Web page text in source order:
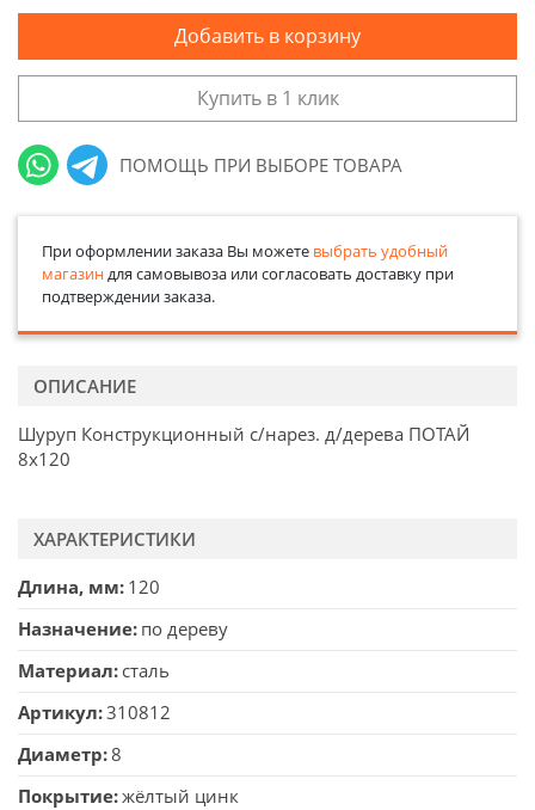
Добавить в корзину
Купить в 1 клик
ПОМОЩЬ ПРИ ВЫБОРЕ ТОВАРА
При оформлении заказа Вы можете выбрать удобный
магазиндля самовывоза или согласовать доставку при
подтверждении заказа.
ОПИСАНИЕ
Шуруп Конструкционный с/нарез. д/дерева ПОТАЙ
8х120
ХАРАКТЕРИСТИКИ
Длина, мм 120
Назначение по дереву
Материал сталь
Артикул 310812
Диаметр 8
Покрытие жёлтый цинк